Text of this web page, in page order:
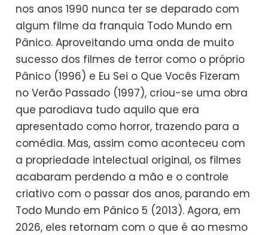
nos anos 1990 nunca ter se deparado com
algum filme da franquia Todo Mundo em
Pânico. Aproveitando uma onda de muito
sucesso dos filmes de terror como o próprio
Pânico (1996) e Eu Sei o Que Vocês Fizeram
no Verão Passado (1997), criou-se uma obra
que parodiava tudo aquilo que era
apresentado como horror, trazendo para a
comédia. Mas, assim como aconteceu com
a propriedade intelectual original, os filmes
acabaram perdendo a mão e o controle
criativo com o passar dos anos, parando em
Todo Mundo em Pânico 5 (2013). Agora, em
2026, eles retornam com o que é ao mesmo